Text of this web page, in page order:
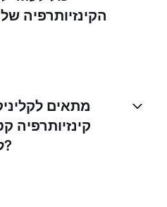
הקינזיותרפיה
מציע יכולות כמו מעקב
ואנליטיקה, שעוזרות
קינזיותרפיה
למוסדות גדולים יותר?